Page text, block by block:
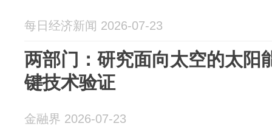
每日经济新闻 2026-07-23
两部门：研究面向太空的太阳
键技术验证
金融界 2026-07-23